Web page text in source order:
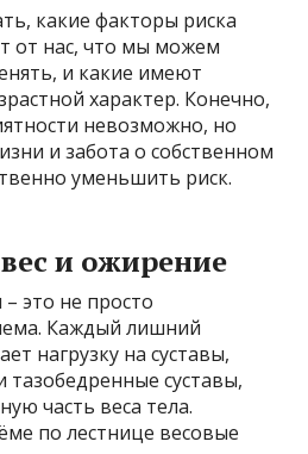
какие факторы риска
от нас, что мы можем
и какие имеют
характер. Конечно,
невозможно, но
и забота о собственном
уменьшить риск.
и ожирение
это не просто
Каждый лишний
нагрузку на суставы,
тазобедренные суставы,
часть веса тела.
по лестнице весовые